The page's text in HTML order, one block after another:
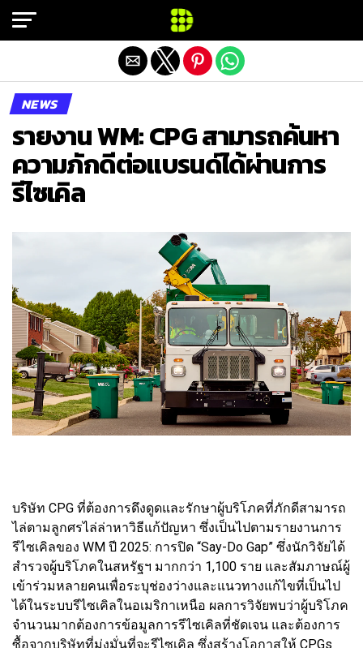
NEWS
รายงาน WM: CPG สามารถค้นหา
ความภักดีต่อแบรนด์ได้ผ่านการ
รีไซเคิล
บริษัท CPG ที่ต้องการดึงดูดและรักษาผู้บริโภคที่ภักดีสามารถ
ไล่ตามลูกศรไล่ล่าหาวิธีแก้ปัญหา ซึ่งเป็นไปตามรายงานการ
รีไซเคิลของ WM ปี 2025: การปิด “Say-Do Gap” ซึ่งนักวิจัยได้
สำรวจผู้บริโภคในสหรัฐฯ มากกว่า 1,100 ราย และสัมภาษณ์ผู้
เข้าร่วมหลายคนเพื่อระบุช่องว่างและแนวทางแก้ไขที่เป็นไป
ได้ในระบบรีไซเคิลในอเมริกาเหนือ ผลการวิจัยพบว่าผู้บริโภค
จำนวนมากต้องการข้อมูลการรีไซเคิลที่ชัดเจน และต้องการ
ซื้อจากบริษัทที่มุ่งมั่นที่จะรีไซเคิล ซึ่งสร้างโอกาสให้ CPGs
Exit mobile version